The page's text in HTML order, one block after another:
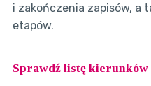
i zakończenia zapisów, a
etapów.
Sprawdź listę